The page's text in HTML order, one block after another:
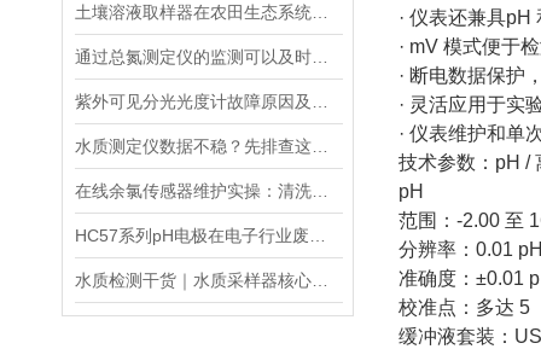
· 仪表还兼具pH
· mV 模式便于
· 断电数据保护
· 灵活应用于实
· 仪表维护和单
技术参数：pH /
pH
范围：-2.00 至
分辨率：0.01
准确度：±0.01
校准点：多达 5
缓冲液套装：